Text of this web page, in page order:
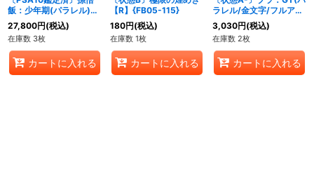
飯：少年期(パラレル)
【SR☆】{FB08-106}
27,800円(税込)
在庫数 3枚
カートに入れる
【R】{FB05-115}
180円(税込)
在庫数 1枚
カートに入れる
ラレル/金文字/フルアー
ト)【UC☆】{FB03-
127}
3,030円(税込)
在庫数 2枚
カートに入れる